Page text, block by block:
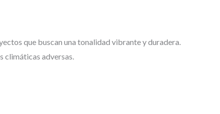
que buscan una tonalidad vibrante y duradera.
climáticas adversas.